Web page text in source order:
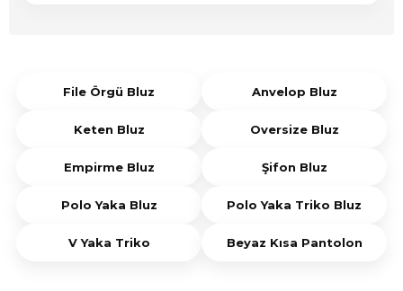
oluşturur.
File Örgü Bluz Anvelop Bluz
Keten Bluz Oversize Bluz
Empirme Bluz Şifon Bluz
Polo Yaka Bluz Polo Yaka Triko Bluz
V Yaka Triko Beyaz Kısa Pantolon